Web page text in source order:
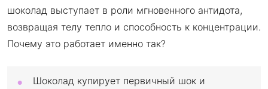
шоколад выступает в роли мгновенного антидота,
возвращая телу тепло и способность к концентрации.
Почему это работает именно так?
Шоколад купирует первичный шок и